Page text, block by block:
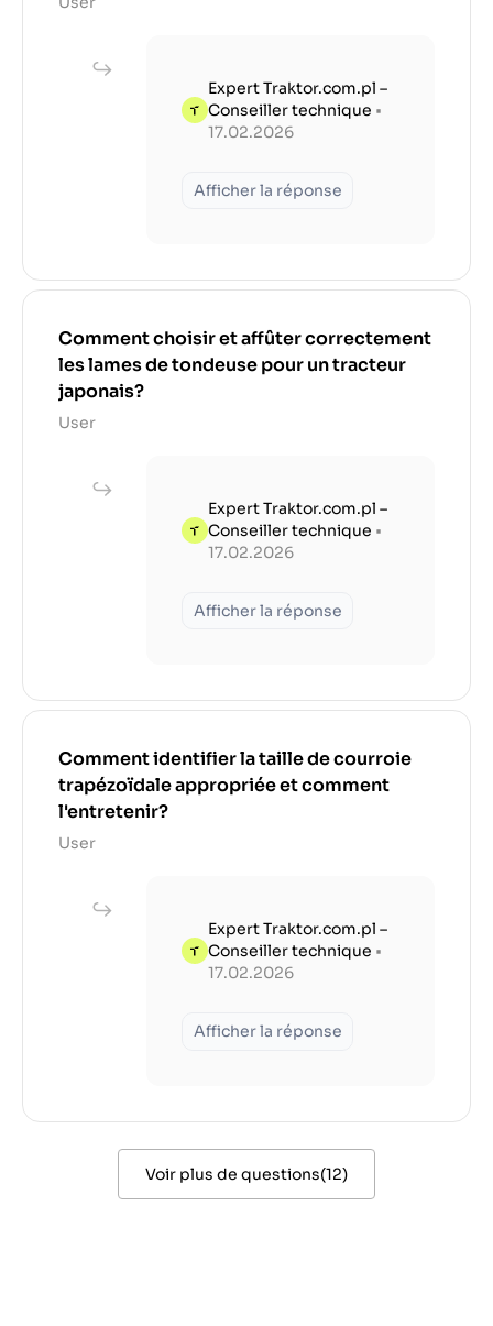
Expert Traktor.com.pl –
Conseiller technique •
17.02.2026
Afficher la réponse
Comment choisir et affûter correctement
les lames de tondeuse pour un tracteur
japonais?
User
Expert Traktor.com.pl –
Conseiller technique •
17.02.2026
Afficher la réponse
Comment identifier la taille de courroie
trapézoïdale appropriée et comment
l'entretenir?
User
Expert Traktor.com.pl –
Conseiller technique •
17.02.2026
Afficher la réponse
Voir plus de questions(12)